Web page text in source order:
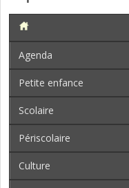
Agenda
Petite enfance
Scolaire
Périscolaire
Culture